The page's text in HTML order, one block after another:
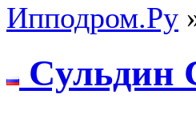
Ипподром.Ру
Cульдин